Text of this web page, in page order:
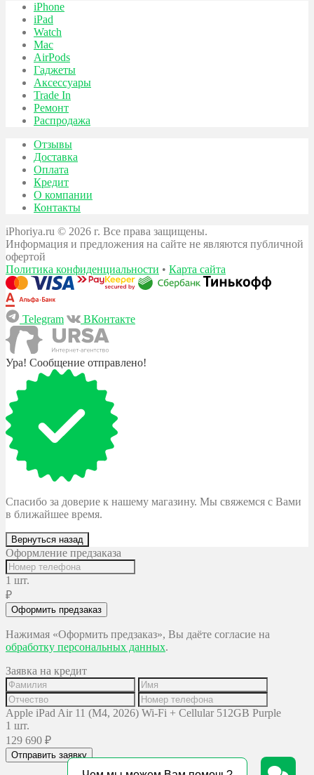
iPhone
iPad
Watch
Mac
AirPods
Гаджеты
Аксессуары
Trade In
Ремонт
Распродажа
Отзывы
Доставка
Оплата
Кредит
О компании
Контакты
iPhoriya.ru © 2026 г. Все права защищены.
Информация и предложения на сайте не являются публичной
офертой
Политика конфиденциальности • Карта сайта
Telegram ВКонтакте
Ура! Сообщение отправлено!
Спасибо за доверие к нашему магазину. Мы свяжемся с Вами
в ближайшее время.
Вернуться назад
Оформление предзаказа
1 шт.
₽
Оформить предзаказ
Нажимая «Оформить предзаказ», Вы даёте согласие на
обработку персональных данных.
Заявка на кредит
Apple iPad Air 11 (M4, 2026) Wi-Fi + Cellular 512GB Purple
1 шт.
129 690 ₽
Отправить заявку